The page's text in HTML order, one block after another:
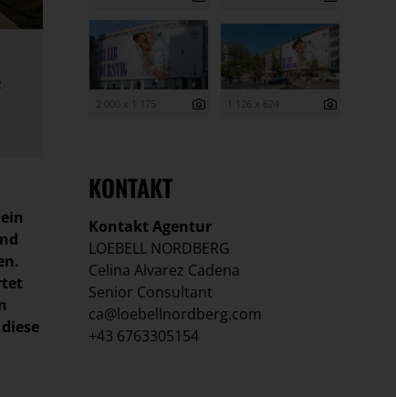
2 000 x 1 175 1 126 x 624
KONTAKT
Kontakt Agentur
LOEBELL NORDBERG
Celina Alvarez Cadena
Senior Consultant
ca@loebellnordberg.com
+43 6763305154